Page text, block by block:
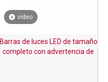
vídeo
Barras de luces LED de tamaño
completo con advertencia de